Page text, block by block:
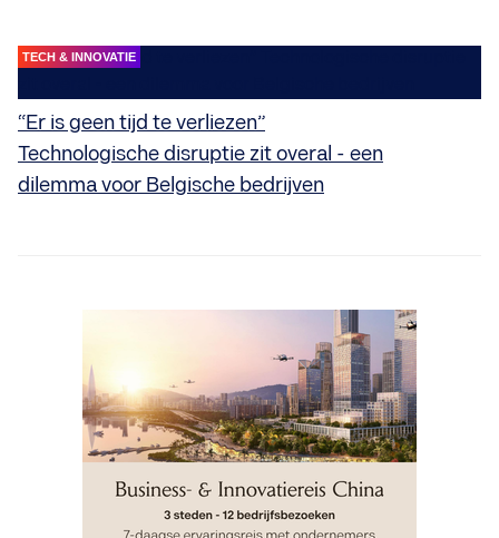
TECH & INNOVATIE
“Er is geen tijd te verliezen”
Technologische disruptie zit overal - een
dilemma voor Belgische bedrijven